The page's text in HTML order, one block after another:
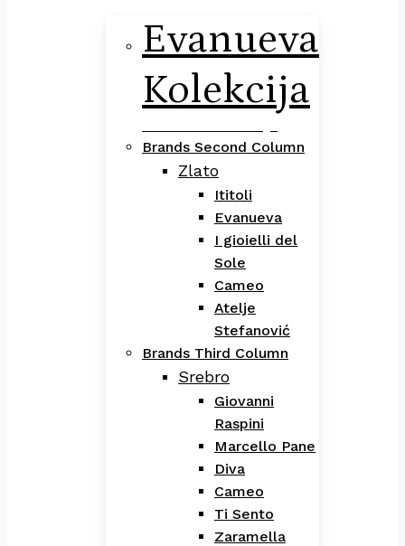
Evanueva
Kolekcija
Brands Second Column
Zlato
Ititoli
Evanueva
I gioielli del
Sole
Cameo
Atelje
Stefanović
Brands Third Column
Srebro
Giovanni
Raspini
Marcello Pane
Diva
Cameo
Ti Sento
Zaramella